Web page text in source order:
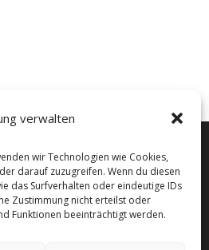
verwalten
wir Technologien wie Cookies,
darauf zuzugreifen. Wenn du diesen
das Surfverhalten oder eindeutige IDs
Zustimmung nicht erteilst oder
Funktionen beeinträchtigt werden.